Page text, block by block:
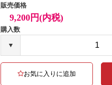
販売価格
9,200円(内税)
購入数
▼
お気に入りに追加